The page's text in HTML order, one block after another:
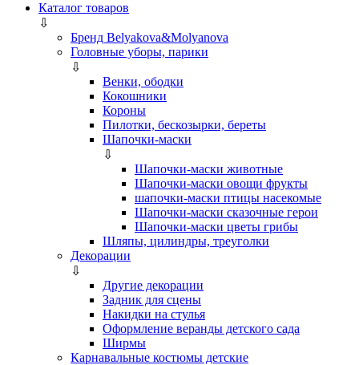
Каталог товаров
⇩
Бренд Belyakova&Molyanova
Головные уборы, парики
⇩
Венки, ободки
Кокошники
Короны
Пилотки, бескозырки, береты
Шапочки-маски
⇩
Шапочки-маски животные
Шапочки-маски овощи фрукты
шапочки-маски птицы насекомые
Шапочки-маски сказочные герои
Шапочки-маски цветы грибы
Шляпы, цилиндры, треуголки
Декорации
⇩
Другие декорации
Задник для сцены
Накидки на стулья
Оформление веранды детского сада
Ширмы
Карнавальные костюмы детские